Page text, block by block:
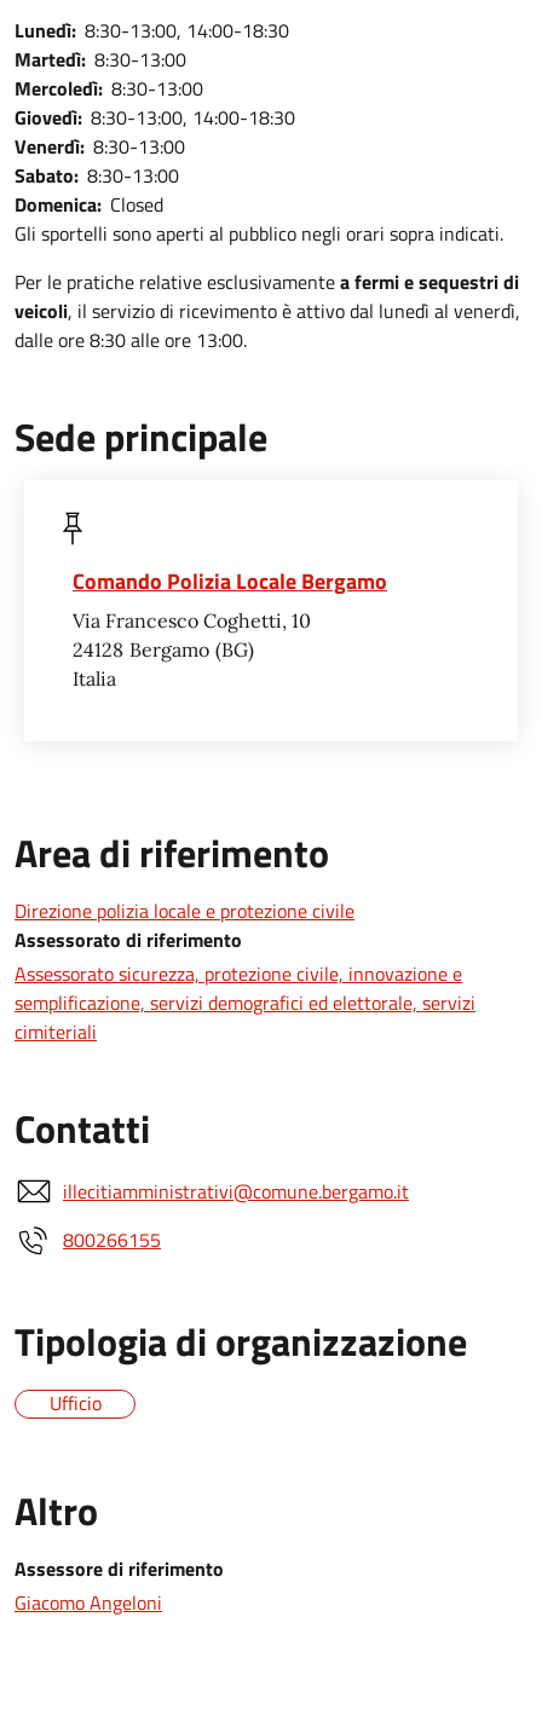
Lunedì: 8:30-13:00, 14:00-18:30
Martedì: 8:30-13:00
Mercoledì: 8:30-13:00
Giovedì: 8:30-13:00, 14:00-18:30
Venerdì: 8:30-13:00
Sabato: 8:30-13:00
Domenica: Closed
Gli sportelli sono aperti al pubblico negli orari sopra indicati.
Per le pratiche relative esclusivamentea fermi e sequestri di
veicoli, il servizio di ricevimento è attivo dal lunedì al venerdì,
dalle ore 8:30 alle ore 13:00.
Sede principale
Comando Polizia Locale Bergamo
Via Francesco Coghetti, 10
24128 Bergamo BG
Italia
Area di riferimento
Direzione polizia locale e protezione civile
Assessorato di riferimento
Assessorato sicurezza, protezione civile, innovazione e
semplificazione, servizi demografici ed elettorale, servizi
cimiteriali
Contatti
illecitiamministrativi@comune.bergamo.it
800266155
Tipologia di organizzazione
Ufficio
Altro
Assessore di riferimento
Giacomo Angeloni